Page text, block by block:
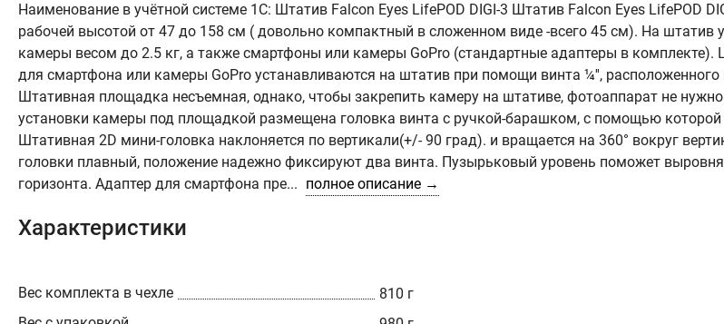
Наименование в учётной системе 1С: Штатив Falcon Eyes LifePOD DIGI-3 Штатив Falcon Eyes LifePOD
рабочей высотой от 47 до 158 см ( довольно компактный в сложенном виде -всего 45 см). На штатив
камеры весом до 2.5 кг, а также смартфоны или камеры GoPro (стандартные адаптеры в комплекте).
для смартфона или камеры GoPro устанавливаются на штатив при помощи винта ¼'',
Штативная площадка несъемная, однако, чтобы закрепить камеру на штативе, фотоаппарат не
установки камеры под площадкой размещена головка винта с ручкой-барашком, с помощью
Штативная 2D мини-головка наклоняется по вертикали(+/- 90 град). и вращается на 360° вокруг
головки плавный, положение надежно фиксируют два винта. Пузырьковый уровень поможет
горизонта. Адаптер для смартфона пре... полное описание →
Характеристики
Вес комплекта в чехле
810 г